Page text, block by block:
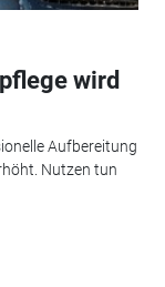
wird
Aufbereitung
Nutzen tun